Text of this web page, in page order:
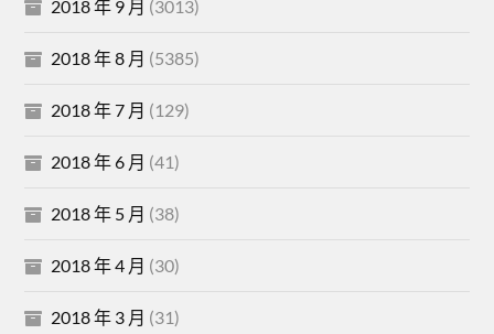
2018 年 9 月 (3013)
2018 年 8 月 (5385)
2018 年 7 月 (129)
2018 年 6 月 (41)
2018 年 5 月 (38)
2018 年 4 月 (30)
2018 年 3 月 (31)